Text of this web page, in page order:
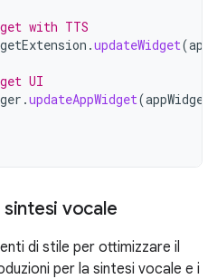
with TTS
.updateWidget(
UI
.updateAppWidget(
vocale
di stile per ottimizzare il
per la sintesi vocale e i